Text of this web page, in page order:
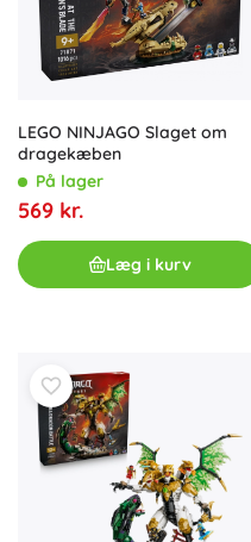
LEGO NINJAGO Slaget om
dragekæben
På lager
569 kr.
Læg i kurv